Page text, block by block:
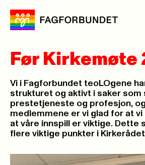
Før Kirkemøte
Vi i Fagforbundet teoLOgene
strukturet og aktivt i saker
prestetjeneste og profesjon,
medlemmene er vi glad for at
at våre innspill er viktige. Dette
flere viktige punkter i